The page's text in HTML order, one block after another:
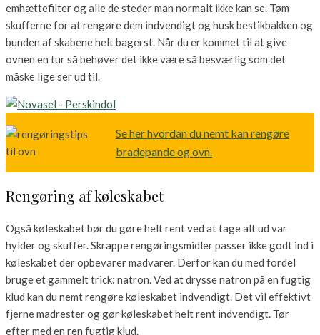
emhættefilter og alle de steder man normalt ikke kan se. Tøm
skufferne for at rengøre dem indvendigt og husk bestikbakken og
bunden af skabene helt bagerst. Når du er kommet til at give
ovnen en tur så behøver det ikke være så besværlig som det
måske lige ser ud til.
Se her hvordan du nemt kan rengøre
bradepande og ovn.
Rengøring af køleskabet
Også køleskabet bør du gøre helt rent ved at tage alt ud var
hylder og skuffer. Skrappe rengøringsmidler passer ikke godt ind i
køleskabet der opbevarer madvarer. Derfor kan du med fordel
bruge et gammelt trick: natron. Ved at drysse natron på en fugtig
klud kan du nemt rengøre køleskabet indvendigt. Det vil effektivt
fjerne madrester og gør køleskabet helt rent indvendigt. Tør
efter med en ren fugtig klud.